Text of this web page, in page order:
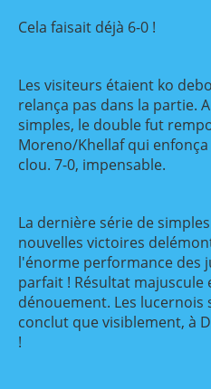
Cela faisait déjà 6-0 !
Les visiteurs étaient ko
relança pas dans la partie.
simples, le double fut
Moreno/Khellaf qui
clou. 7-0, impensable.
La dernière série de
nouvelles victoires
l'énorme performance des
parfait ! Résultat majuscule
dénouement. Les
conclut que visiblement, à
!